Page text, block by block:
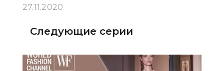
27.11.2020
Следующие серии